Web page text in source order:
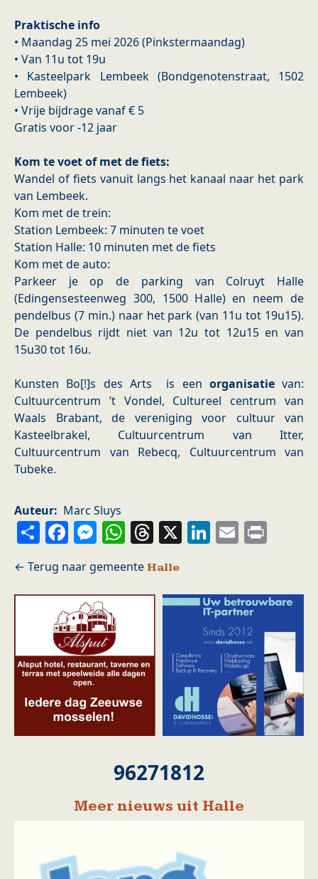
Praktische info
• Maandag 25 mei 2026 (Pinkstermaandag)
• Van 11u tot 19u
• Kasteelpark Lembeek (Bondgenotenstraat, 1502
Lembeek)
• Vrije bijdrage vanaf € 5
Gratis voor -12 jaar
Kom te voet of met de fiets:
Wandel of fiets vanuit langs het kanaal naar het park
van Lembeek.
Kom met de trein:
Station Lembeek: 7 minuten te voet
Station Halle: 10 minuten met de fiets
Kom met de auto:
Parkeer je op de parking van Colruyt Halle
(Edingensesteenweg 300, 1500 Halle) en neem de
pendelbus (7 min.) naar het park (van 11u tot 19u15).
De pendelbus rijdt niet van 12u tot 12u15 en van
15u30 tot 16u.
Kunsten Bo[!]s des Arts is een organisatievan:
Cultuurcentrum ’t Vondel, Cultureel centrum van
Waals Brabant, de vereniging voor cultuur van
Kasteelbrakel, Cultuurcentrum van Itter,
Cultuurcentrum van Rebecq, Cultuurcentrum van
Tubeke.
Auteur Marc Sluys
ShareFacebook
Messenger
WhatsApp
Threads
X LinkedIn
Email
Halle
96271812
Meer nieuws uit Halle